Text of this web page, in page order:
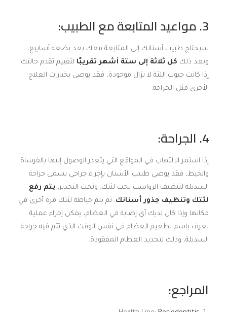
3. مواعيد المتابعة مع الطبيب:
سيحتاج طبيب أسنانك إلى المتابعة معك بعد بضعة أسابيع،
وبعد ذلك كل ثلاثة إلى ستة أشهر تقريبًا لتقييم تقدم حالتك.
إذا كانت جيوب اللثة لا تزال موجودة، فقد يوصي بخيارات العلاج
الأخرى مثل الجراحة.
4. الجراحة:
إذا استمر الالتهاب في المواقع التي يتعذر الوصول إليها بالفرشاة
والخيط، فقد يوصي طبيب الأسنان بإجراء جراحي يسمى جراحة
السديلة لتنظيف الرواسب تحت لثتك. وتحت التخدير، يتم رفع
لثتك وتنظيف جذور أسنانك. ثم يتم خياطة لثتك مرة أخرى في
مكانها وإذا كان لديك أي إصابة في العظام، يمكن إجراء عملية
تعرف باسم تطعيم العظام في نفس الوقت الذي تتم فيه جراحة
السديلة، وذلك لتجديد العظام المفقودة.
المراجع: